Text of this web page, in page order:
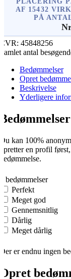
AF 15432
PÅ
45848256
antal
Bedømmelser
Opret
Beskrivelse
Yderligere
kan 100%
en profil
bedømmelser
Perfekt
Meget god
Gennemsnitlig
Dårlig
Meget dårlig
er endnu ingen